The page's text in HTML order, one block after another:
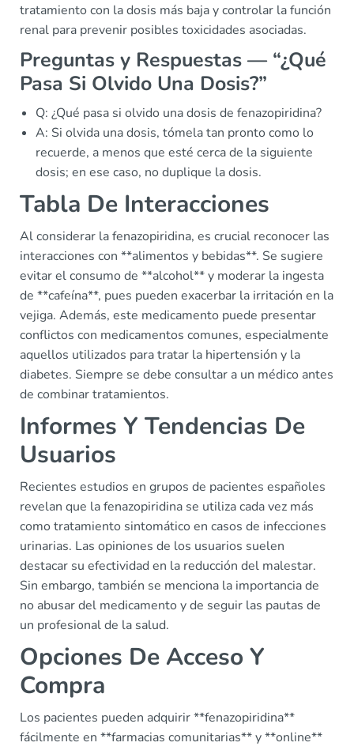
tratamiento con la dosis más baja y controlar la función
renal para prevenir posibles toxicidades asociadas.
Preguntas y Respuestas — “¿Qué
Pasa Si Olvido Una Dosis?”
Q: ¿Qué pasa si olvido una dosis de fenazopiridina?
A: Si olvida una dosis, tómela tan pronto como lo
recuerde, a menos que esté cerca de la siguiente
dosis; en ese caso, no duplique la dosis.
Tabla De Interacciones
Al considerar la fenazopiridina, es crucial reconocer las
interacciones con **alimentos y bebidas**. Se sugiere
evitar el consumo de **alcohol** y moderar la ingesta
de **cafeína**, pues pueden exacerbar la irritación en la
vejiga. Además, este medicamento puede presentar
conflictos con medicamentos comunes, especialmente
aquellos utilizados para tratar la hipertensión y la
diabetes. Siempre se debe consultar a un médico antes
de combinar tratamientos.
Informes Y Tendencias De
Usuarios
Recientes estudios en grupos de pacientes españoles
revelan que la fenazopiridina se utiliza cada vez más
como tratamiento sintomático en casos de infecciones
urinarias. Las opiniones de los usuarios suelen
destacar su efectividad en la reducción del malestar.
Sin embargo, también se menciona la importancia de
no abusar del medicamento y de seguir las pautas de
un profesional de la salud.
Opciones De Acceso Y
Compra
Los pacientes pueden adquirir **fenazopiridina**
fácilmente en **farmacias comunitarias** y **online**